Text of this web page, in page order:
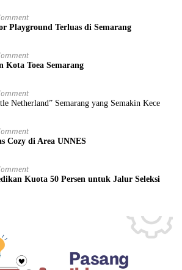
Playground Terluas di Semarang
Kota Toea Semarang
Netherland” Semarang yang Semakin Kece
Cozy di Area UNNES
Kuota 50 Persen untuk Jalur Seleksi